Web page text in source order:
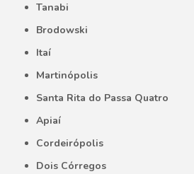
Tanabi
Brodowski
Itaí
Martinópolis
Santa Rita do Passa Quatro
Apiaí
Cordeirópolis
Dois Córregos